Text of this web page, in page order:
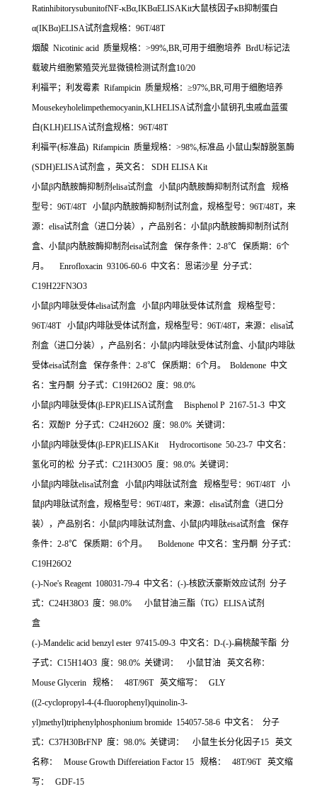
RatinhibitorysubunitofNF-κBα,IKBαELISAKit大鼠核因子κB抑制蛋白
α(IKBα)ELISA试剂盒规格： 96T/48T
烟酸 Nicotinic acid 质量规格： >99%,BR,可用于细胞培养 BrdU标记法
载玻片细胞繁殖荧光显微镜检测试剂盒10/20
利福平；利发霉素 Rifampicin 质量规格：≥97%,BR,可用于细胞培养
Mousekeyholelimpethemocyanin,KLHELISA试剂盒小鼠钥孔虫戚血蓝蛋
白(KLH)ELISA试剂盒规格： 96T/48T
利福平(标准品) Rifampicin 质量规格： >98%,标准品 小鼠山梨醇脱氢酶
(SDH)ELISA试剂盒 ，英文名：
SDH ELISA Kit
小鼠β内酰胺酶抑制剂 elisa试剂盒 小鼠β内酰胺酶抑制剂试剂盒
规格
型号： 96T/48T 小鼠β内酰胺酶抑制剂试剂盒，规格型号： 96T/48T，来
源： elisa试剂盒（进口分装），产品别名：小鼠β内酰胺酶抑制剂试剂
盒、小鼠β内酰胺酶抑制剂 eisa试剂盒 保存条件： 2-8℃ 保质期： 6个
月。
Enrofloxacin 93106-60-6 中文名：恩诺沙星 分子式：
C19H22FN3O3
小鼠β内啡肽受体elisa试剂盒 小鼠β内啡肽受体试剂盒
规格型号：
96T/48T 小鼠β内啡肽受体试剂盒，规格型号： 96T/48T，来源： elisa试
剂盒（进口分装），产品别名：小鼠β内啡肽受体试剂盒、小鼠β内啡肽
受体eisa试剂盒 保存条件： 2-8℃ 保质期： 6个月。 Boldenone 中文
名：宝丹酮 分子式： C19H26O2 度： 98.0%
小鼠β内啡肽受体(β-EPR)ELISA试剂盒 Bisphenol P 2167-51-3 中文
名：双酚P 分子式： C24H26O2 度： 98.0% 关键词：
小鼠β内啡肽受体(β-EPR)ELISAKit Hydrocortisone 50-23-7 中文名：
氢化可的松 分子式： C21H30O5 度： 98.0% 关键词：
小鼠β内啡肽elisa试剂盒 小鼠β内啡肽试剂盒 规格型号： 96T/48T 小
鼠β内啡肽试剂盒，规格型号： 96T/48T，来源： elisa试剂盒（进口分
装），产品别名：小鼠β内啡肽试剂盒、小鼠β内啡肽eisa试剂盒
保存
条件： 2-8℃ 保质期： 6个月。 Boldenone 中文名：宝丹酮 分子式：
C19H26O2
(-)-Noe's Reagent 108031-79-4 中文名： (-)-核欧沃豪斯效应试剂
分子
式： C24H38O3 度： 98.0% 小鼠甘油三酯（TG） ELISA试剂
盒
(-)-Mandelic acid benzyl ester 97415-09-3 中文名： D-(-)-扁桃酸苄酯 分
子式： C15H14O3 度： 98.0% 关键词： 小鼠甘油
英文名称：
Mouse Glycerin 规格： 48T/96T 英文缩写：
GLY
((2-cyclopropyl-4-(4-fluorophenyl)quinolin-3-
yl)methyl)triphenylphosphonium bromide 154057-58-6 中文名：
分子
式： C37H30BrFNP 度： 98.0% 关键词： 小鼠生长分化因子15 英文
名称：
Mouse Growth Differeiation Factor 15 规格： 48T/96T 英文缩
写：
GDF-15